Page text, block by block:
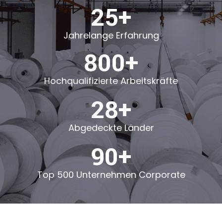
25+
Jahrelange Erfahrung
800+
Hochqualifizierte Arbeitskräfte
28+
Abgedeckte Länder
90+
Top 500 Unternehmen Corporate